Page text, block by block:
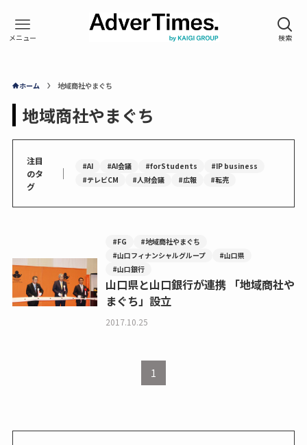
ホーム 地域商社やまぐち
地域商社やまぐち
注目
のタ
グ
｜ #AI #AI会議 #forStudents
#IP business
#テレビCM
#人財会議 #広報 #転売
#FG
#地域商社やまぐち
#山口フィナンシャルグループ
#山口県
#山口銀行
山口県と山口銀行が連携 「地域商社や
まぐち」設立
2017.10.25
1